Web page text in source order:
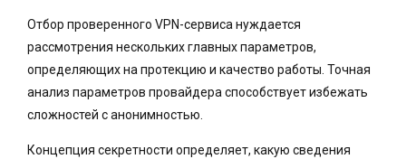
Отбор проверенного VPN-сервиса нуждается
рассмотрения нескольких главных параметров,
определяющих на протекцию и качество работы. Точная
анализ параметров провайдера способствует избежать
сложностей с анонимностью.
Концепция секретности определяет, какую сведения